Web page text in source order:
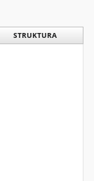
STRUKTURA